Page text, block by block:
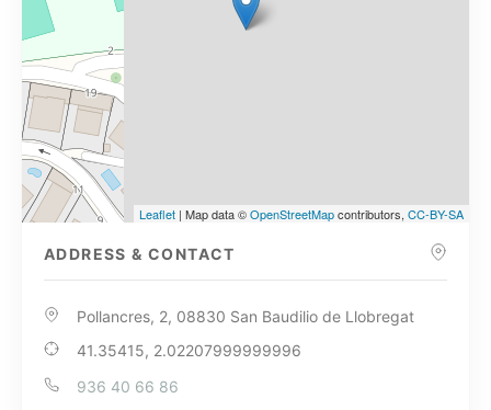
Leaflet | Map data ©OpenStreetMapcontributors, CC-BY-SA
ADDRESS & CONTACT
Pollancres, 2, 08830 San Baudilio de Llobregat
41.35415, 2.02207999999996
936 40 66 86